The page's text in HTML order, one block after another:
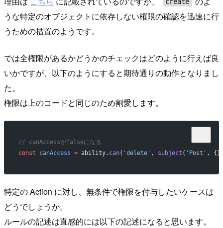
うな特定のオブジェクトに依存しない権限の確認を迅速に行
うための措置のようです。
では全権限があるかどうかのチェックはどのように行えば良
いかですが、以下のようにすると期待通りの動作となりまし
た。
権限は上のコードと同じのため割愛します。
// canAccessがfalseになる
const canAccess = ability. can( 'delete' , subject ( 'Post' ,
特定の Action に対し、無条件で権限を付与したいケースは
どうでしょうか。
ルールの記述は直感的には以下の記述になると思います。